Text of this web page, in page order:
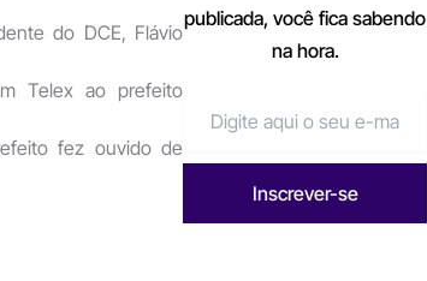
do DCE, Flávio
Telex ao prefeito
fez ouvido de
publicada, você fica sabendo
na hora.
Inscrever-se